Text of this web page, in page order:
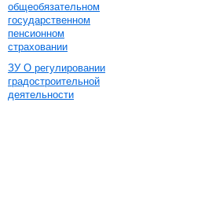
общеобязательном
государственном
пенсионном
страховании
ЗУ О регулировании
градостроительной
деятельности